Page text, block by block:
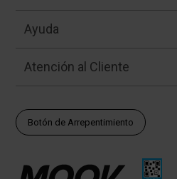
Ayuda
Atención al Cliente
Botón de Arrepentimiento